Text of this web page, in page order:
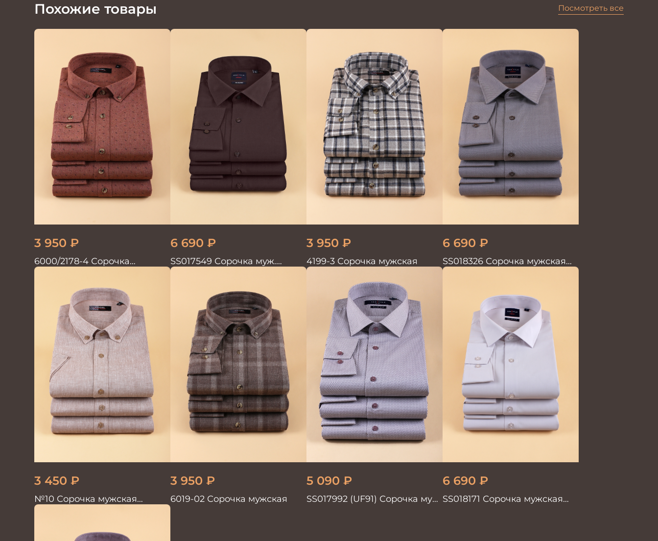
Похожие товары Посмотреть все
3 950 ₽
6000/2178-4 Сорочка
мужская
6 690 ₽
SS017549 Сорочка муж.
GROSTYLE TRENDY
3 950 ₽
4199-3 Сорочка мужская
6 690 ₽
SS018326 Сорочка мужская
GROSTYLE TRENDY
3 450 ₽
№10 Сорочка мужская
кор.рукав
3 950 ₽
6019-02 Сорочка мужская
5 090 ₽
SS017992 (UF91) Сорочка муж.
6 690 ₽
SS018171 Сорочка мужская